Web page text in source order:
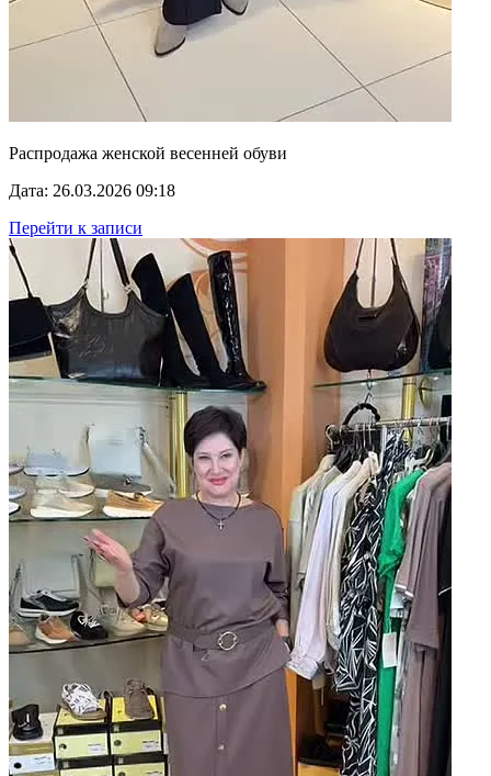
Распродажа женской весенней обуви
Дата: 26.03.2026 09:18
Перейти к записи